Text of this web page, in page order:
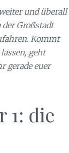
und überall
Großstadt
Kommt
geht
gerade euer
1: die